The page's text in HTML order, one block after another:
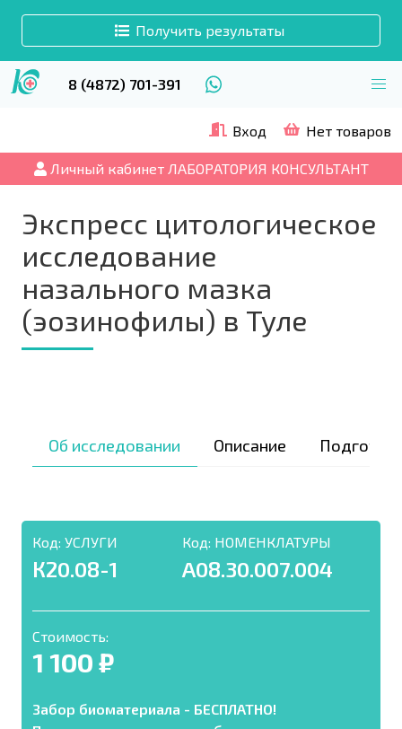
Получить результаты
8 (4872) 701-391
Вход Нет товаров
Личный кабинет ЛАБОРАТОРИЯ КОНСУЛЬТАНТ
Экспресс цитологическое
исследование
назального мазка
(эозинофилы) в Туле
Об исследовании Описание
Код: УСЛУГИ
К20.08-1
Код: НОМЕНКЛАТУРЫ
A08.30.007.004
Стоимость:
1 100 ₽
Забор биоматериала - БЕСПЛАТНО!